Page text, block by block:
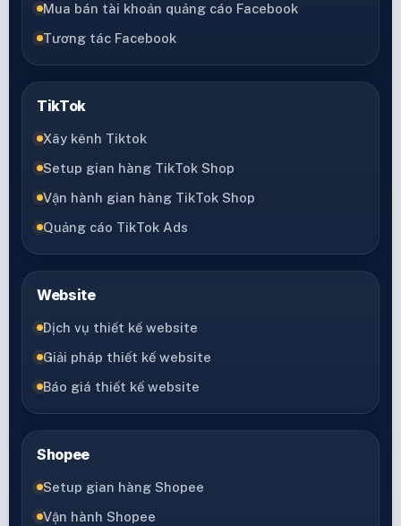
Mua bán tài khoản quảng cáo Facebook
Tương tác Facebook
TikTok
Xây kênh Tiktok
Setup gian hàng TikTok Shop
Vận hành gian hàng TikTok Shop
Quảng cáo TikTok Ads
Website
Dịch vụ thiết kế website
Giải pháp thiết kế website
Báo giá thiết kế website
Shopee
Setup gian hàng Shopee
Vận hành Shopee